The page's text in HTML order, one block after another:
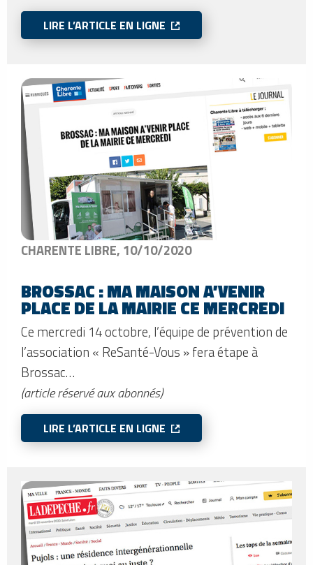
LIRE L’ARTICLE EN LIGNE
CHARENTE LIBRE, 10/10/2020
BROSSAC : MA MAISON A’VENIR
PLACE DE LA MAIRIE CE MERCREDI
Ce mercredi 14 octobre, l’équipe de prévention de
l’association « ReSanté-Vous » fera étape à
Brossac…
(article réservé aux abonnés)
LIRE L’ARTICLE EN LIGNE